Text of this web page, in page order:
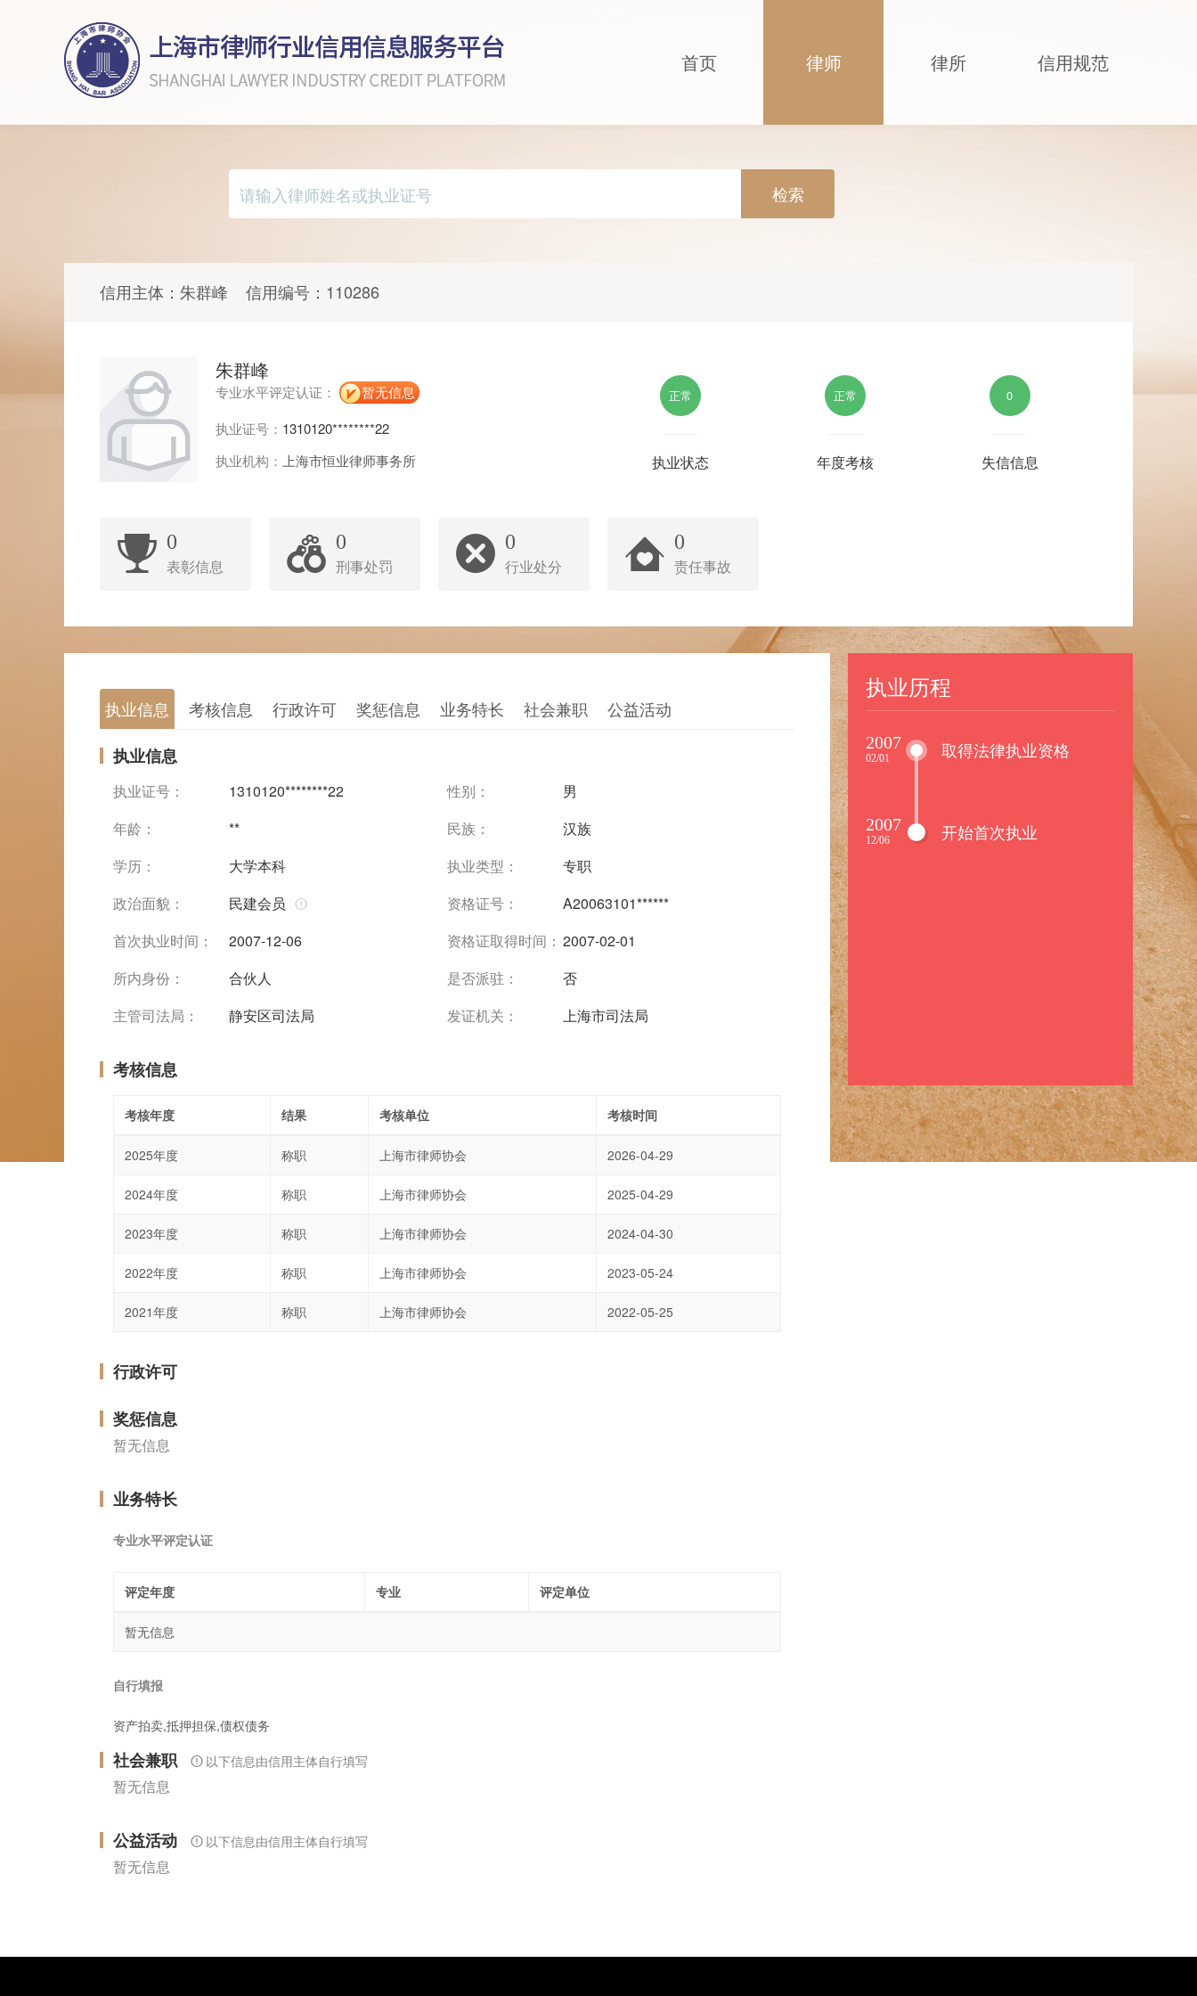
首页 律师 律所 信用规范
检索
信用主体： 朱群峰 信用编号： 110286
朱群峰
专业水平评定认证：
暂无信息
执业证号： 1310120********22
执业机构： 上海市恒业律师事务所
正常
执业状态
正常
年度考核
0
失信信息
0
表彰信息
0
刑事处罚
0
行业处分
0
责任事故
执业信息 考核信息 行政许可 奖惩信息 业务特长 社会兼职 公益活动
执业信息
执业证号： 1310120********22 性别：
男
年龄：
** 民族：
汉族
学历：
大学本科 执业类型：
专职
政治面貌：
民建会员 资格证号：
A20063101******
首次执业时间：
2007-12-06 资格证取得时间： 2007-02-01
所内身份：
合伙人 是否派驻：
否
主管司法局：
静安区司法局 发证机关： 上海市司法局
考核信息
考核年度 结果 考核单位 考核时间
2025年度 称职 上海市律师协会 2026-04-29
2024年度 称职 上海市律师协会 2025-04-29
2023年度 称职 上海市律师协会 2024-04-30
2022年度 称职 上海市律师协会 2023-05-24
2021年度 称职 上海市律师协会 2022-05-25
行政许可
奖惩信息
暂无信息
业务特长
专业水平评定认证
评定年度 专业 评定单位
暂无信息
自行填报
资产拍卖,抵押担保,债权债务
社会兼职 以下信息由信用主体自行填写
暂无信息
公益活动 以下信息由信用主体自行填写
暂无信息
执业历程
2007
02/01 取得法律执业资格
2007
12/06 开始首次执业